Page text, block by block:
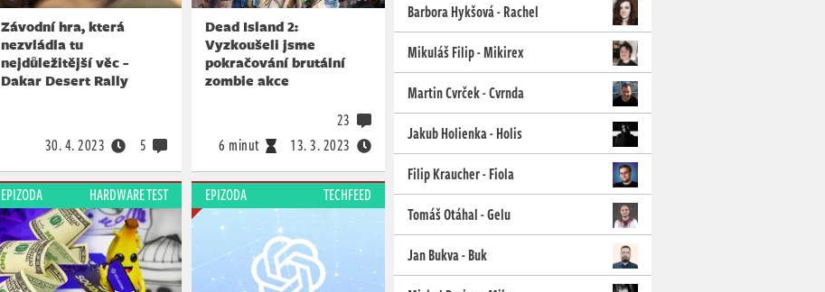
Závodní hra, která
nezvládla tu
nejdůležitější věc -
Dakar Desert Rally
30. 4. 2023 5
Dead Island 2:
Vyzkoušeli jsme
pokračování brutální
zombie akce
6 minut 13. 3. 2023
23
EPIZODA HARDWARE TEST EPIZODA TECHFEED
Barbora Hykšová - Rachel
Mikuláš Filip - Mikirex
Martin Cvrček - Cvrnda
Jakub Holienka - Holis
Filip Kraucher - Fiola
Tomáš Otáhal - Gelu
Jan Bukva - Buk